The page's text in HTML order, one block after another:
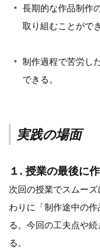
長期的な作品制作
取り組むことができ
制作過程で苦労し
できる。
実践の場面
１. 授業の最後に
次回の授業でスムー
わりに「制作途中の
る。今回の工夫点や
る。